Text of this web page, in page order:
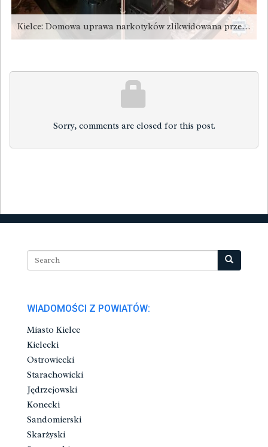
Kielce: Domowa uprawa narkotyków zlikwidowana przez policjantów
Sorry, comments are closed for this post.
WIADOMOŚCI Z POWIATÓW:
Miasto Kielce
Kielecki
Ostrowiecki
Starachowicki
Jędrzejowski
Konecki
Sandomierski
Skarżyski